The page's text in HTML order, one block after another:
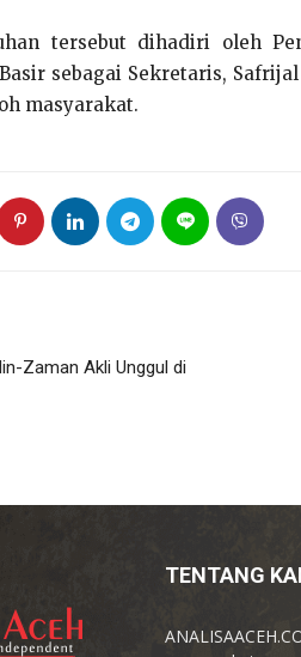
tersebut dihadiri oleh
sebagai Sekretaris,
masyarakat.
Zaman Akli Unggul di
TENTANG